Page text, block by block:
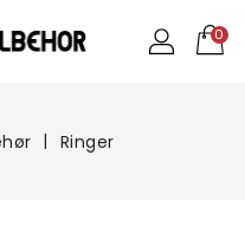
0
Ringer